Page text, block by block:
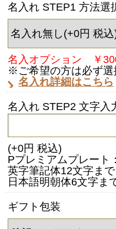
名入れ STEP1 方法選
名入オプション ￥
※ご希望の方は必ず選
名入れ詳細はこちら
名入れ STEP2 文字入
(+0円 税込)
Pプレミアムプレート：
英字筆記体12文字まで
日本語明朝体6文字ま
ギフト包装